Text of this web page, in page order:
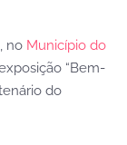
no Município do
“Bem-
do